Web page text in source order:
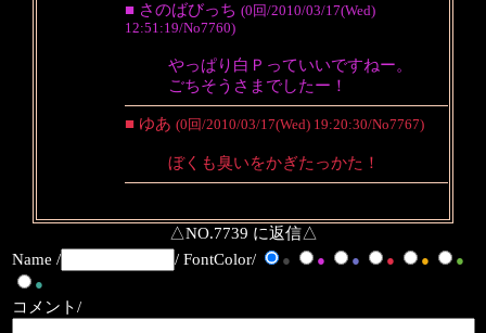
■ さのばびっち (0回/2010/03/17(Wed)
12:51:19/No7760)
やっぱり白Ｐっていいですねー。
ごちそうさまでしたー！
■ ゆあ (0回/2010/03/17(Wed) 19:20:30/No7767)
ぼくも臭いをかぎたっかた！
△NO.7739 に返信△
Name /
/ FontColor/ ● ● ● ● ●
●
●
コメント/